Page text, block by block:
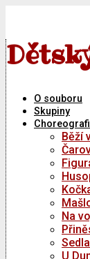
O souboru
Skupiny
Běží
Na
U